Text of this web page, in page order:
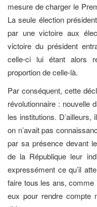
mesure de charger le
La seule élection
par une victoire aux
victoire du président
celle-ci lui étant alors
proportion de celle-là.
Par conséquent, cette
révolutionnaire : nouvelle
les institutions. D’ailleurs,
on n’avait pas
par sa présence devant
de la République leur
expressément ce qu’il
faire tous les ans, comme
eux pour rendre compte